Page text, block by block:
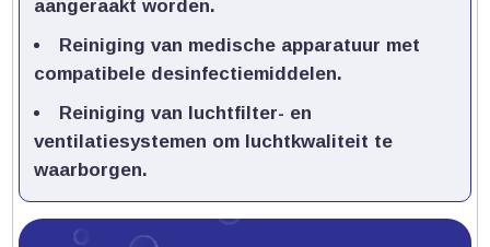
aangeraakt worden.​
Reiniging van medische apparatuur met
compatibele desinfectiemiddelen.​
Reiniging van luchtfilter- en
ventilatiesystemen om luchtkwaliteit te
waarborgen.​